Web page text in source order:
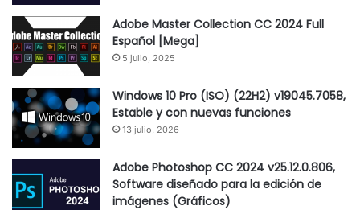
Adobe Master Collection CC 2024 Full
Español [Mega]
5 julio, 2025
Windows 10 Pro (ISO) (22H2) v19045.7058,
Estable y con nuevas funciones
13 julio, 2026
Adobe Photoshop CC 2024 v25.12.0.806,
Software diseñado para la edición de
imágenes (Gráficos)